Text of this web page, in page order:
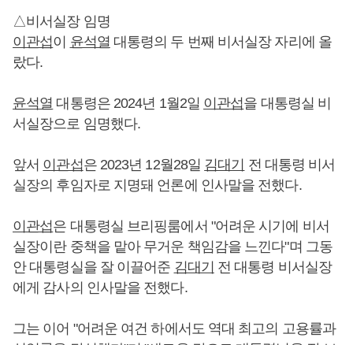
△비서실장 임명
이관섭이 윤석열 대통령의 두 번째 비서실장 자리에 올
랐다.
윤석열 대통령은 2024년 1월2일 이관섭을 대통령실 비
서실장으로 임명했다.
앞서 이관섭은 2023년 12월28일 김대기
전 대통령 비서
실장의 후임자로 지명돼 언론에 인사말을 전했다.
이관섭은 대통령실 브리핑룸에서 "어려운 시기에 비서
실장이란 중책을 맡아 무거운 책임감을 느낀다"며 그동
안 대통령실을 잘 이끌어준 김대기 전 대통령 비서실장
에게 감사의 인사말을 전했다.
그는 이어 "어려운 여건 하에서도 역대 최고의 고용률과